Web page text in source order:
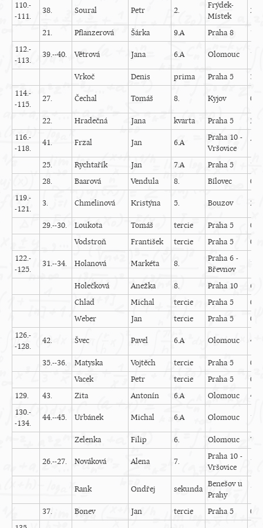
110.-
-111.
38. Soural Petr 2.
Frýdek-
Místek
24
21. Pflanzerová Šárka 9.A Praha 8
15
112.-
-113.
39.--40. Větrová Jana 6.A Olomouc 17
Vrkoč Denis prima Praha 5
3
114.-
-115.
27. Čechal Tomáš 8. Kyjov 0
22. Hradečná Jana kvarta Praha 5
22
116.-
-118.
41. Frzal Jan 6.A
Praha 10 -
Vršovice
7
25. Rychtařík Jan 7.A Praha 5
16
28.
Baarová Vendula 8. Bílovec
0
119.-
-121.
3. Chmelinová Kristýna 5. Bouzov 20
29.--30. Loukota Tomáš tercie Praha 5
0
Vodstroň
František tercie Praha 5
0
122.-
-125.
31.--34. Holanová Markéta 8.
Praha 6 -
Břevnov
13
Holečková Anežka 8. Praha 10
6
Chlad
Michal tercie Praha 5
0
Weber
Jan tercie Praha 5
0
126.-
-128.
42. Švec Pavel 6.A Olomouc 4
35.--36. Matyska Vojtěch tercie Praha 5
0
Vacek
Petr tercie Praha 5
0
129.
43. Zita Antonín 6.A Olomouc
4
130.-
-134.
44.--45. Urbánek Michal 6.A Olomouc 12
Zelenka Filip 6. Olomouc 7
26.--27. Nováková Alena 7.
Praha 10 -
Vršovice
16
Rank Ondřej sekunda
Benešov u
Prahy
16
37. Bonev Jan tercie Praha 5
0